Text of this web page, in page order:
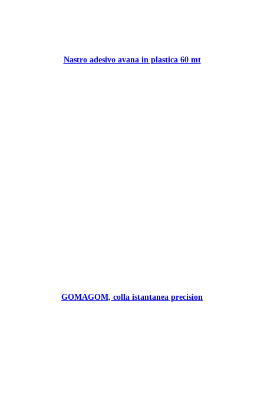
Nastro adesivo avana in plastica 60 mt
GOMAGOM, colla istantanea precision